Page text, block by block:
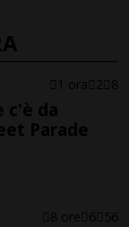
1 ora 2 8
c'è da
Parade
8 ore 6 56